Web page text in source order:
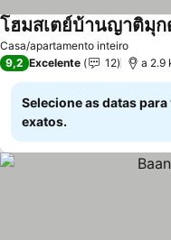
Casa/apartamento inteiro
โฮมสเตย์บ้านญาติมุก
9,2 Excelente 12 a 2.9
Selecione as datas
exatos.